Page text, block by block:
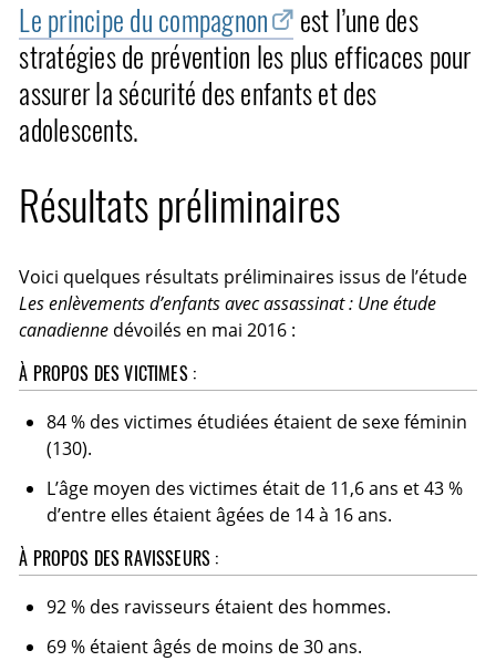
Le principe du compagnon
est l’une des
stratégies de prévention les plus efficaces pour
assurer la sécurité des enfants et des
adolescents.
Résultats préliminaires
Voici quelques résultats préliminaires issus de l’étude
Les enlèvements d’enfants avec assassinat : Une étude
canadienne dévoilés en mai 2016 :
À PROPOS DES VICTIMES :
84 % des victimes étudiées étaient de sexe féminin
(130).
L’âge moyen des victimes était de 11,6 ans et 43 %
d’entre elles étaient âgées de 14 à 16 ans.
À PROPOS DES RAVISSEURS :
92 % des ravisseurs étaient des hommes.
69 % étaient âgés de moins de 30 ans.